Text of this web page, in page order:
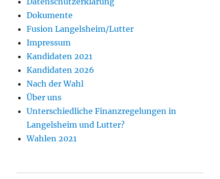
Dokumente
Fusion Langelsheim/Lutter
Impressum
Kandidaten 2021
Kandidaten 2026
Nach der Wahl
Über uns
Unterschiedliche Finanzregelungen in
Langelsheim und Lutter?
Wahlen 2021